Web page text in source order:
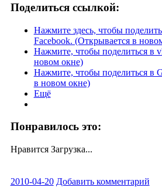
Поделиться ссылкой:
Нажмите здесь, чтобы
Facebook. (Открывается в
Нажмите, чтобы поделиться в
новом окне)
Нажмите, чтобы поделиться в
в новом окне)
Ещё
Понравилось это:
Нравится Загрузка...
2010-04-20 Добавить комментарий